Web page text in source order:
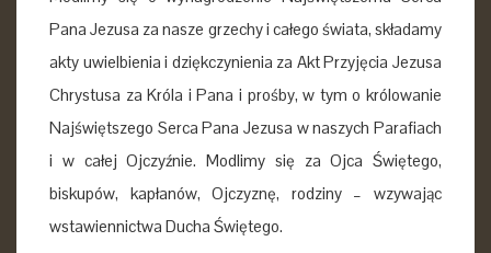
Pana Jezusa za nasze grzechy i całego świata, składamy
akty uwielbienia i dziękczynienia za Akt Przyjęcia Jezusa
Chrystusa za Króla i Pana i prośby, w tym o królowanie
Najświętszego Serca Pana Jezusa w naszych Parafiach
i w całej Ojczyźnie. Modlimy się za Ojca Świętego,
biskupów, kapłanów, Ojczyznę, rodziny – wzywając
wstawiennictwa Ducha Świętego.